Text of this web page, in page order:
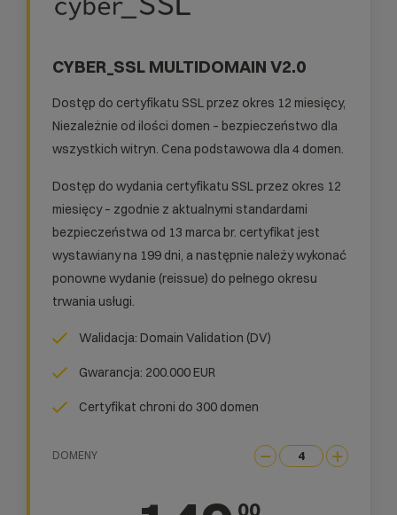
CYBER_SSL MULTIDOMAIN V2.0
Dostęp do certyfikatu SSL przez okres 12 miesięcy,
Niezależnie od ilości domen – bezpieczeństwo dla
wszystkich witryn. Cena podstawowa dla 4 domen.
Dostęp do wydania certyfikatu SSL przez okres 12
miesięcy – zgodnie z aktualnymi standardami
bezpieczeństwa od 13 marca br. certyfikat jest
wystawiany na 199 dni, a następnie należy wykonać
ponowne wydanie (reissue) do pełnego okresu
trwania usługi.
Walidacja: Domain Validation (DV)
Gwarancja: 200.000 EUR
Certyfikat chroni do 300 domen
DOMENY
00